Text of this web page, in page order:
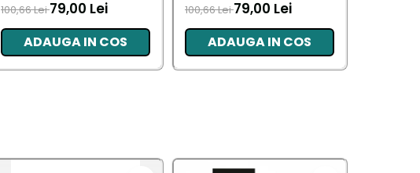
L (102 SPALARI)
100,66 Lei79,00 Lei
ADAUGA IN COS
(102 SPALARI)
100,66 Lei79,00 Lei
ADAUGA IN COS